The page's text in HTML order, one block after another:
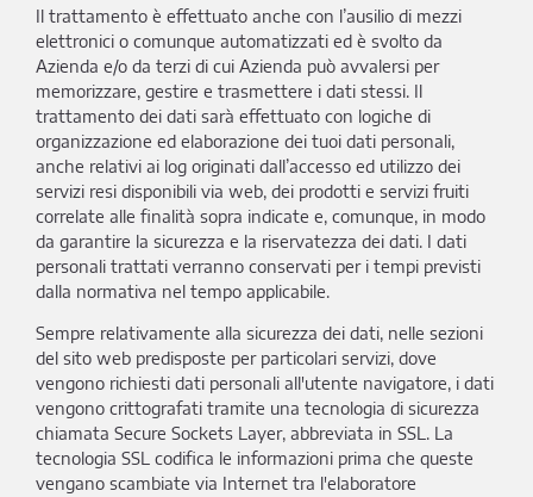
Il trattamento è effettuato anche con l’ausilio di mezzi
elettronici o comunque automatizzati ed è svolto da
Azienda e/o da terzi di cui Azienda può avvalersi per
memorizzare, gestire e trasmettere i dati stessi. Il
trattamento dei dati sarà effettuato con logiche di
organizzazione ed elaborazione dei tuoi dati personali,
anche relativi ai log originati dall’accesso ed utilizzo dei
servizi resi disponibili via web, dei prodotti e servizi fruiti
correlate alle finalità sopra indicate e, comunque, in modo
da garantire la sicurezza e la riservatezza dei dati. I dati
personali trattati verranno conservati per i tempi previsti
dalla normativa nel tempo applicabile.
Sempre relativamente alla sicurezza dei dati, nelle sezioni
del sito web predisposte per particolari servizi, dove
vengono richiesti dati personali all'utente navigatore, i dati
vengono crittografati tramite una tecnologia di sicurezza
chiamata Secure Sockets Layer, abbreviata in SSL. La
tecnologia SSL codifica le informazioni prima che queste
vengano scambiate via Internet tra l'elaboratore